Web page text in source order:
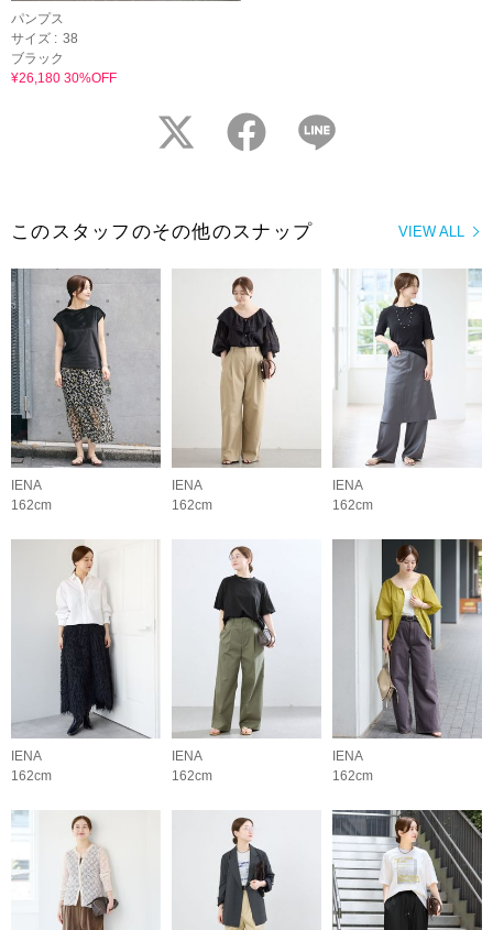
パンプス
サイズ : 38
ブラック
¥26,180 30%OFF
twitter facebook
VIEW ALL
このスタッフのその他のスナップ
IENA
162cm
IENA
162cm
IENA
162cm
IENA
162cm
IENA
162cm
IENA
162cm